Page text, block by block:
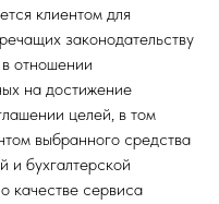
клиентом для
законодательству
отношении
на достижение
целей, в том
выбранного средства
и бухгалтерской
качестве сервиса